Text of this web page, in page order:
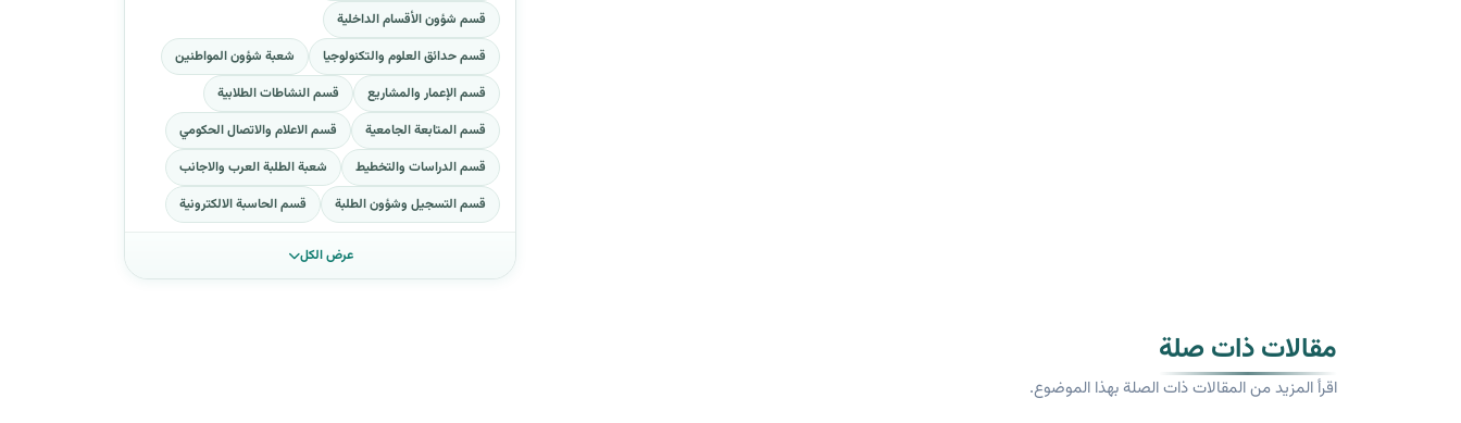
قسم شؤون الأقسام الداخلية
قسم حدائق العلوم والتكنولوجيا
شعبة شؤون المواطنين
قسم الإعمار والمشاريع
قسم النشاطات الطلابية
قسم المتابعة الجامعية
قسم الاعلام والاتصال الحكومي
قسم الدراسات والتخطيط
شعبة الطلبة العرب والاجانب
قسم التسجيل وشؤون الطلبة
قسم الحاسبة الالكترونية
عرض الكل
مقالات ذات صلة
اقرأ المزيد من المقالات ذات الصلة بهذا الموضوع.